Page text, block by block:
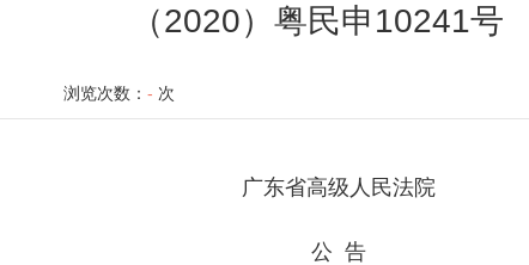
（2020）粤民申10241号
浏览次数： - 次
广东省高级人民法院
公 告